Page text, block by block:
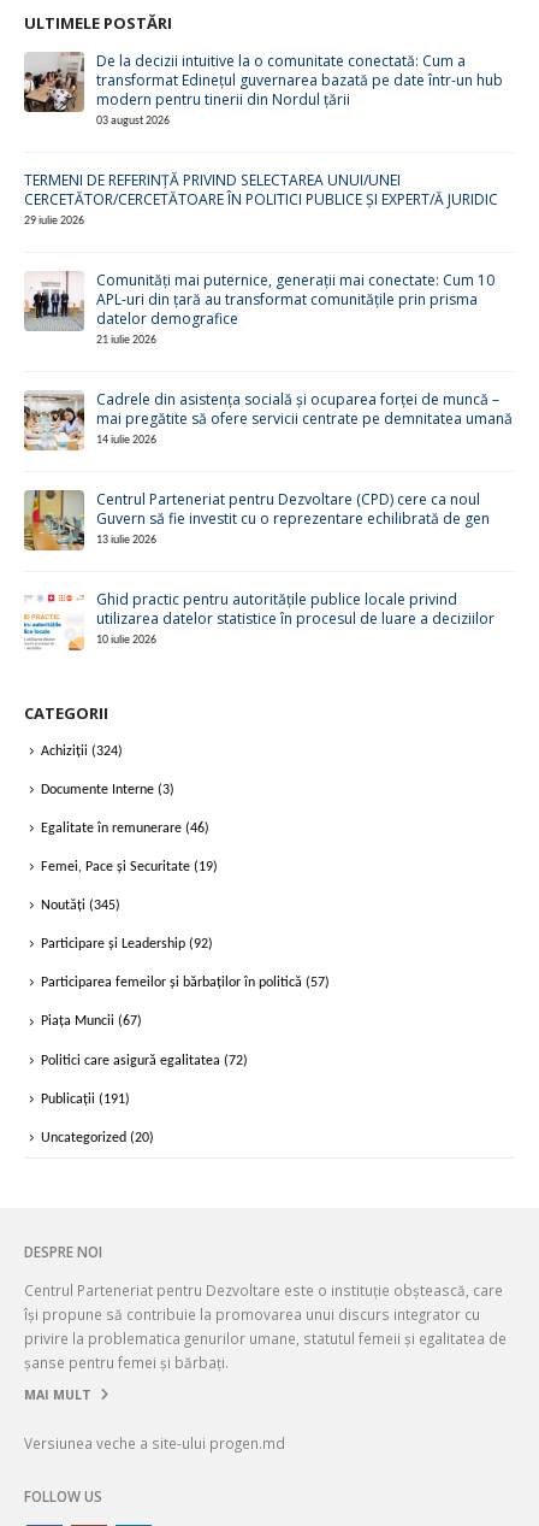
ULTIMELE POSTĂRI
De la decizii intuitive la o comunitate conectată: Cum a
transformat Edinețul guvernarea bazată pe date într-un hub
modern pentru tinerii din Nordul țării
03 august 2026
TERMENI DE REFERINȚĂ PRIVIND SELECTAREA UNUI/UNEI
CERCETĂTOR/CERCETĂTOARE ÎN POLITICI PUBLICE ȘI EXPERT/Ă JURIDIC
29 iulie 2026
Comunități mai puternice, generații mai conectate: Cum 10
APL-uri din țară au transformat comunitățile prin prisma
datelor demografice
21 iulie 2026
Cadrele din asistența socială și ocuparea forței de muncă –
mai pregătite să ofere servicii centrate pe demnitatea umană
14 iulie 2026
Centrul Parteneriat pentru Dezvoltare (CPD) cere ca noul
Guvern să fie investit cu o reprezentare echilibrată de gen
13 iulie 2026
Ghid practic pentru autoritățile publice locale privind
utilizarea datelor statistice în procesul de luare a deciziilor
10 iulie 2026
CATEGORII
Achiziții (324)
Documente Interne (3)
Egalitate în remunerare (46)
Femei, Pace și Securitate (19)
Noutăți (345)
Participare și Leadership (92)
Participarea femeilor și bărbaților în politică (57)
Piața Muncii (67)
Politici care asigură egalitatea (72)
Publicații (191)
Uncategorized (20)
DESPRE NOI
Centrul Parteneriat pentru Dezvoltare este o instituție obștească, care
își propune să contribuie la promovarea unui discurs integrator cu
privire la problematica genurilor umane, statutul femeii și egalitatea de
șanse pentru femei și bărbați.
MAI MULT
Versiunea veche a site-ului progen.md
FOLLOW US